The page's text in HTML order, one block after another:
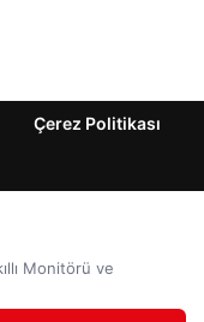
Çerez Politikası
Monitörü ve